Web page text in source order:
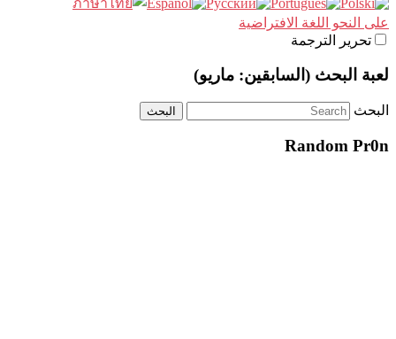
على النحو اللغة الافتراضية
تحرير الترجمة
لعبة البحث (السابقين: ماريو)
البحث
Random Pr0n